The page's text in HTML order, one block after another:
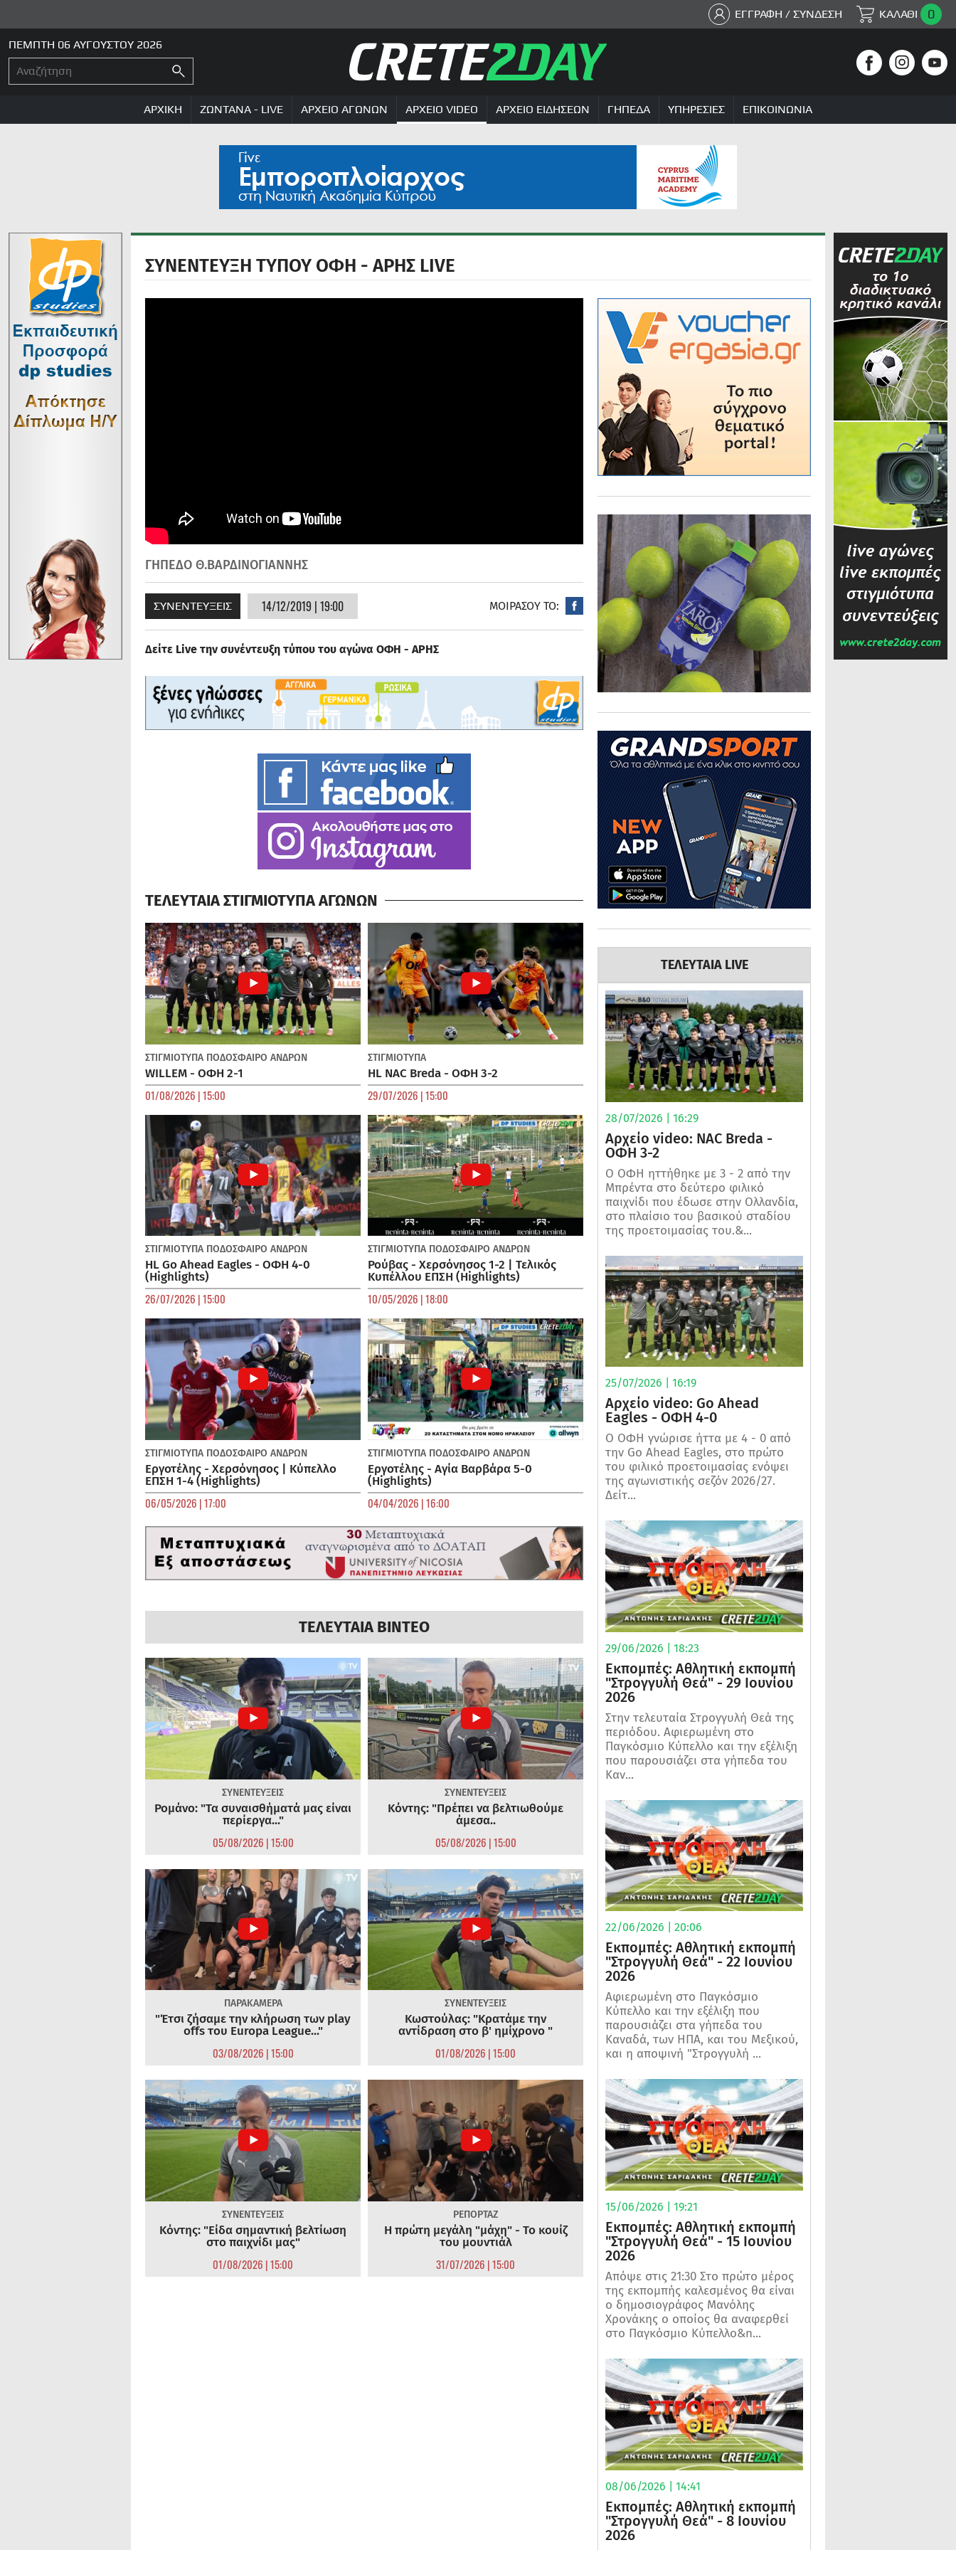
ΕΓΓΡΑΦΗ / ΣΥΝΔΕΣΗ ΚΑΛΑΘΙ 0
ΠΕΜΠΤΗ 06 ΑΥΓΟΥΣΤΟΥ 2026
ΑΡΧΙΚΗ ΖΩΝΤΑΝΑ - LIVE ΑΡΧΕΙΟ ΑΓΩΝΩΝ ΑΡΧΕΙΟ VIDEO ΑΡΧΕΙΟ ΕΙΔΗΣΕΩΝ ΓΗΠΕΔΑ ΥΠΗΡΕΣΙΕΣ ΕΠΙΚΟΙΝΩΝΙΑ
ΣΥΝΕΝΤΕΥΞΗ ΤΥΠΟΥ ΟΦΗ - ΑΡΗΣ LIVE
ΓΗΠΕΔΟ Θ.ΒΑΡΔΙΝΟΓΙΑΝΝΗΣ
ΣΥΝΕΝΤΕΥΞΕΙΣ 14/12/2019 | 19:00 ΜΟΙΡΑΣΟΥ ΤΟ:
Δείτε Live την συνέντευξη τύπου του αγώνα ΟΦΗ - ΑΡΗΣ
ΤΕΛΕΥΤΑΙΑ ΣΤΙΓΜΙΟΤΥΠΑ ΑΓΩΝΩΝ
ΣΤΙΓΜΙΟΤΥΠΑ ΠΟΔΌΣΦΑΙΡΟ ΑΝΔΡΏΝ
WILLEM - ΟΦΗ 2-1
01/08/2026 | 15:00
ΣΤΙΓΜΙΟΤΥΠΑ
HL NAC Breda - ΟΦΗ 3-2
29/07/2026 | 15:00
ΣΤΙΓΜΙΟΤΥΠΑ ΠΟΔΌΣΦΑΙΡΟ ΑΝΔΡΏΝ
HL Go Ahead Eagles - ΟΦΗ 4-0
(Highlights)
26/07/2026 | 15:00
ΣΤΙΓΜΙΟΤΥΠΑ ΠΟΔΌΣΦΑΙΡΟ ΑΝΔΡΏΝ
Ρούβας - Χερσόνησος 1-2 | Τελικός
Κυπέλλου ΕΠΣΗ (Highlights)
10/05/2026 | 18:00
ΣΤΙΓΜΙΟΤΥΠΑ ΠΟΔΌΣΦΑΙΡΟ ΑΝΔΡΏΝ
Εργοτέλης - Χερσόνησος | Κύπελλο
ΕΠΣΗ 1-4 (Highlights)
06/05/2026 | 17:00
ΣΤΙΓΜΙΟΤΥΠΑ ΠΟΔΌΣΦΑΙΡΟ ΑΝΔΡΏΝ
Εργοτέλης - Αγία Βαρβάρα 5-0
(Highlights)
04/04/2026 | 16:00
ΤΕΛΕΥΤΑΙΑ ΒΙΝΤΕΟ
ΣΥΝΕΝΤΕΥΞΕΙΣ
Ρομάνο: "Τα συναισθήματά μας είναι
περίεργα..."
05/08/2026 | 15:00
ΣΥΝΕΝΤΕΥΞΕΙΣ
Κόντης: "Πρέπει να βελτιωθούμε
άμεσα..
05/08/2026 | 15:00
ΠΑΡΑΚΑΜΕΡΑ
"Έτσι ζήσαμε την κλήρωση των play
offs του Europa League..."
03/08/2026 | 15:00
ΣΥΝΕΝΤΕΥΞΕΙΣ
Κωστούλας: "Κρατάμε την
αντίδραση στο β' ημίχρονο "
01/08/2026 | 15:00
ΣΥΝΕΝΤΕΥΞΕΙΣ
Κόντης: "Είδα σημαντική βελτίωση
στο παιχνίδι μας"
01/08/2026 | 15:00
ΡΕΠΟΡΤΑΖ
Η πρώτη μεγάλη "μάχη" - Το κουίζ
του μουντιάλ
31/07/2026 | 15:00
ΤΕΛΕΥΤΑΙΑ LIVE
28/07/2026 | 16:29
Αρχείο video: NAC Breda -
ΟΦΗ 3-2
Ο ΟΦΗ ηττήθηκε με 3 - 2 από την
Μπρέντα στο δεύτερο φιλικό
παιχνίδι που έδωσε στην Ολλανδία,
στο πλαίσιο του βασικού σταδίου
της προετοιμασίας του.&...
25/07/2026 | 16:19
Αρχείο video: Go Ahead
Eagles - ΟΦΗ 4-0
Ο ΟΦΗ γνώρισε ήττα με 4 - 0 από
την Go Ahead Eagles, στο πρώτο
του φιλικό προετοιμασίας ενόψει
της αγωνιστικής σεζόν 2026/27.
Δείτ...
29/06/2026 | 18:23
Εκπομπές: Αθλητική εκπομπή
"Στρογγυλή Θεά" - 29 Ιουνίου
2026
Στην τελευταία Στρογγυλή Θεά της
περιόδου. Αφιερωμένη στο
Παγκόσμιο Κύπελλο και την εξέλιξη
που παρουσιάζει στα γήπεδα του
Καν...
22/06/2026 | 20:06
Εκπομπές: Αθλητική εκπομπή
"Στρογγυλή Θεά" - 22 Ιουνίου
2026
Αφιερωμένη στο Παγκόσμιο
Κύπελλο και την εξέλιξη που
παρουσιάζει στα γήπεδα του
Καναδά, των ΗΠΑ, και του Μεξικού,
και η αποψινή "Στρογγυλή ...
15/06/2026 | 19:21
Εκπομπές: Αθλητική εκπομπή
"Στρογγυλή Θεά" - 15 Ιουνίου
2026
Απόψε στις 21:30 Στο πρώτο μέρος
της εκπομπής καλεσμένος θα είναι
ο δημοσιογράφος Μανόλης
Χρονάκης ο οποίος θα αναφερθεί
στο Παγκόσμιο Κύπελλο&n...
08/06/2026 | 14:41
Εκπομπές: Αθλητική εκπομπή
"Στρογγυλή Θεά" - 8 Ιουνίου
2026